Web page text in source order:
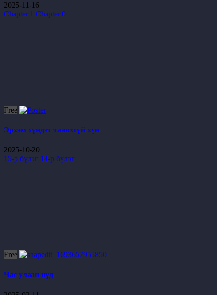
2025-11-16
Chapter 1 Chapter 0
Free
Эрхэм хүндэт танихгүй хүн
2025-10-20
15-р бүлэг 14-р бүлэг
Free
Час улаан нүд